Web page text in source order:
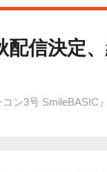
配信決定
ン3号